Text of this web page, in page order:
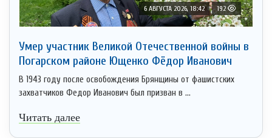
6 АВГУСТА 2026, 18:42 192
Умер участник Великой Отечественной войны в
Погарском районе Ющенко Фёдор Иванович
В 1943 году после освобождения Брянщины от фашистских
захватчиков Федор Иванович был призван в ...
Читать далее